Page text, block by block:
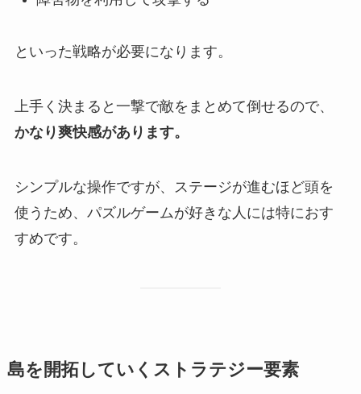
といった戦略が必要になります。
上手く決まると一撃で敵をまとめて倒せるので、
かなり爽快感があります。
シンプルな操作ですが、ステージが進むほど頭を
使うため、パズルゲームが好きな人には特におす
すめです。
島を開拓していくストラテジー要素